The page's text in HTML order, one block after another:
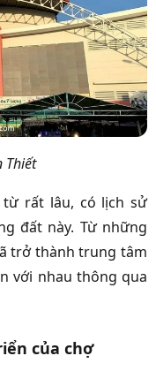
Thiết
từ rất lâu, có lịch sử
đất này. Từ những
trở thành trung tâm
với nhau thông qua
của chợ